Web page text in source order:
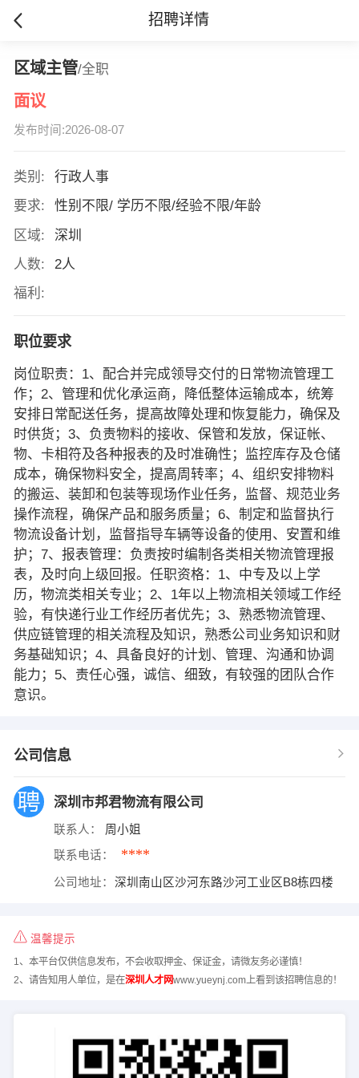
招聘详情
区域主管/全职
面议
发布时间:2026-08-07
类别:
行政人事
要求:
性别不限/ 学历不限/经验不限/年龄
区域:
深圳
人数:
2人
福利:
职位要求
岗位职责：1、配合并完成领导交付的日常物流管理工
作；2、管理和优化承运商，降低整体运输成本，统筹
安排日常配送任务，提高故障处理和恢复能力，确保及
时供货；3、负责物料的接收、保管和发放，保证帐、
物、卡相符及各种报表的及时准确性；监控库存及仓储
成本，确保物料安全，提高周转率；4、组织安排物料
的搬运、装卸和包装等现场作业任务，监督、规范业务
操作流程，确保产品和服务质量；6、制定和监督执行
物流设备计划，监督指导车辆等设备的使用、安置和维
护；7、报表管理：负责按时编制各类相关物流管理报
表，及时向上级回报。任职资格：1、中专及以上学
历，物流类相关专业；2、1年以上物流相关领域工作经
验，有快递行业工作经历者优先；3、熟悉物流管理、
供应链管理的相关流程及知识，熟悉公司业务知识和财
务基础知识；4、具备良好的计划、管理、沟通和协调
能力；5、责任心强，诚信、细致，有较强的团队合作
意识。
公司信息
深圳市邦君物流有限公司
联系人： 周小姐
联系电话： ****
公司地址： 深圳南山区沙河东路沙河工业区B8栋四楼
温馨提示
1、本平台仅供信息发布，不会收取押金、保证金，请微友务必谨慎！
2、请告知用人单位，是在深圳人才网www.yueynj.com上看到该招聘信息的！